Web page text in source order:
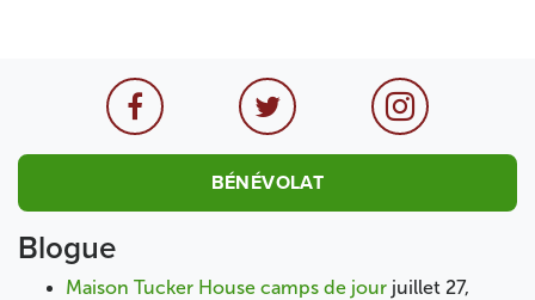
BÉNÉVOLAT
Blogue
Maison Tucker House camps de jour juillet 27,